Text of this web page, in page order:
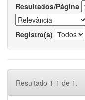
Resultados/Página
Registro(s)
Resultado 1-1 de 1.